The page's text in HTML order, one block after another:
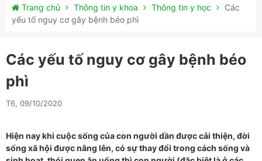
Trang chủ Thông tin y khoa Thông tin y học
Các
yếu tố nguy cơ gây bệnh béo phì
Các yếu tố nguy cơ gây bệnh béo
phì
T6, 09/10/2020
Hiện nay khi cuộc sống của con người dần được cải thiện, đời
sống xã hội được nâng lên, có sự thay đổi trong cách sống và